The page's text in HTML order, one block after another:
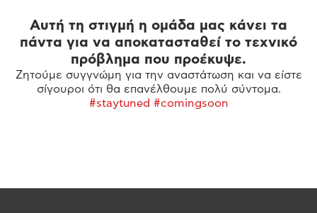
Αυτή τη στιγμή η ομάδα μας κάνει τα
πάντα για να αποκατασταθεί το τεχνικό
πρόβλημα που προέκυψε.
Ζητούμε συγγνώμη για την αναστάτωση και να είστε
σίγουροι ότι θα επανέλθουμε πολύ σύντομα.
#staytuned #comingsoon